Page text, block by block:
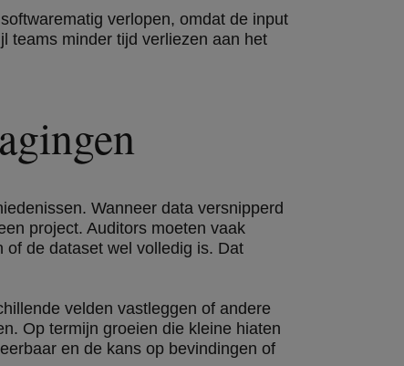
verlopen, omdat de input
teams minder tijd verliezen aan het
Wanneer data versnipperd
project. Auditors moeten vaak
de dataset wel volledig is. Dat
velden vastleggen of andere
Op termijn groeien die kleine hiaten
en de kans op bevindingen of